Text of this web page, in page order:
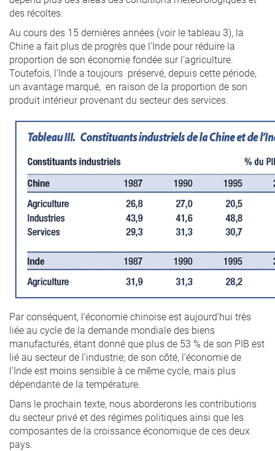
des récoltes.
Au cours des 15 dernières années (voir le tableau 3), la
Chine a fait plus de progrès que l’Inde pour réduire la
proportion de son économie fondée sur l’agriculture.
Toutefois, l’Inde a toujours préservé, depuis cette période,
un avantage marqué, en raison de la proportion de son
produit intérieur provenant du secteur des services.
Par conséquent, l’économie chinoise est aujourd’hui très
liée au cycle de la demande mondiale des biens
manufacturés, étant donné que plus de 53 % de son PIB est
lié au secteur de l’industrie; de son côté, l’économie de
l’Inde est moins sensible à ce même cycle, mais plus
dépendante de la température.
Dans le prochain texte, nous aborderons les contributions
du secteur privé et des régimes politiques ainsi que les
composantes de la croissance économique de ces deux
pays.